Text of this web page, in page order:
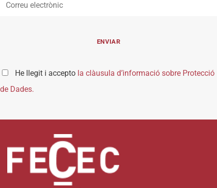
He llegit i accepto la clàusula d’informació sobre Protecció
de Dades.